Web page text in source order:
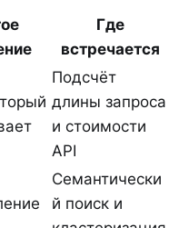
Где
встречается
Подсчёт
длины запроса
и стоимости
API
Семантически
й поиск и